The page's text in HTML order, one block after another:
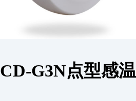
G3N点型感